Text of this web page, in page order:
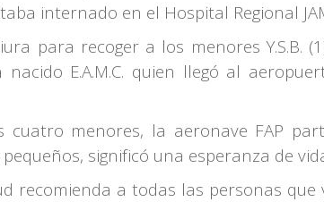
internado en el Hospital Regional
para recoger a los menores Y.S.B.
nacido E.A.M.C. quien llegó al
cuatro menores, la aeronave FAP
significó una esperanza de
recomienda a todas las personas